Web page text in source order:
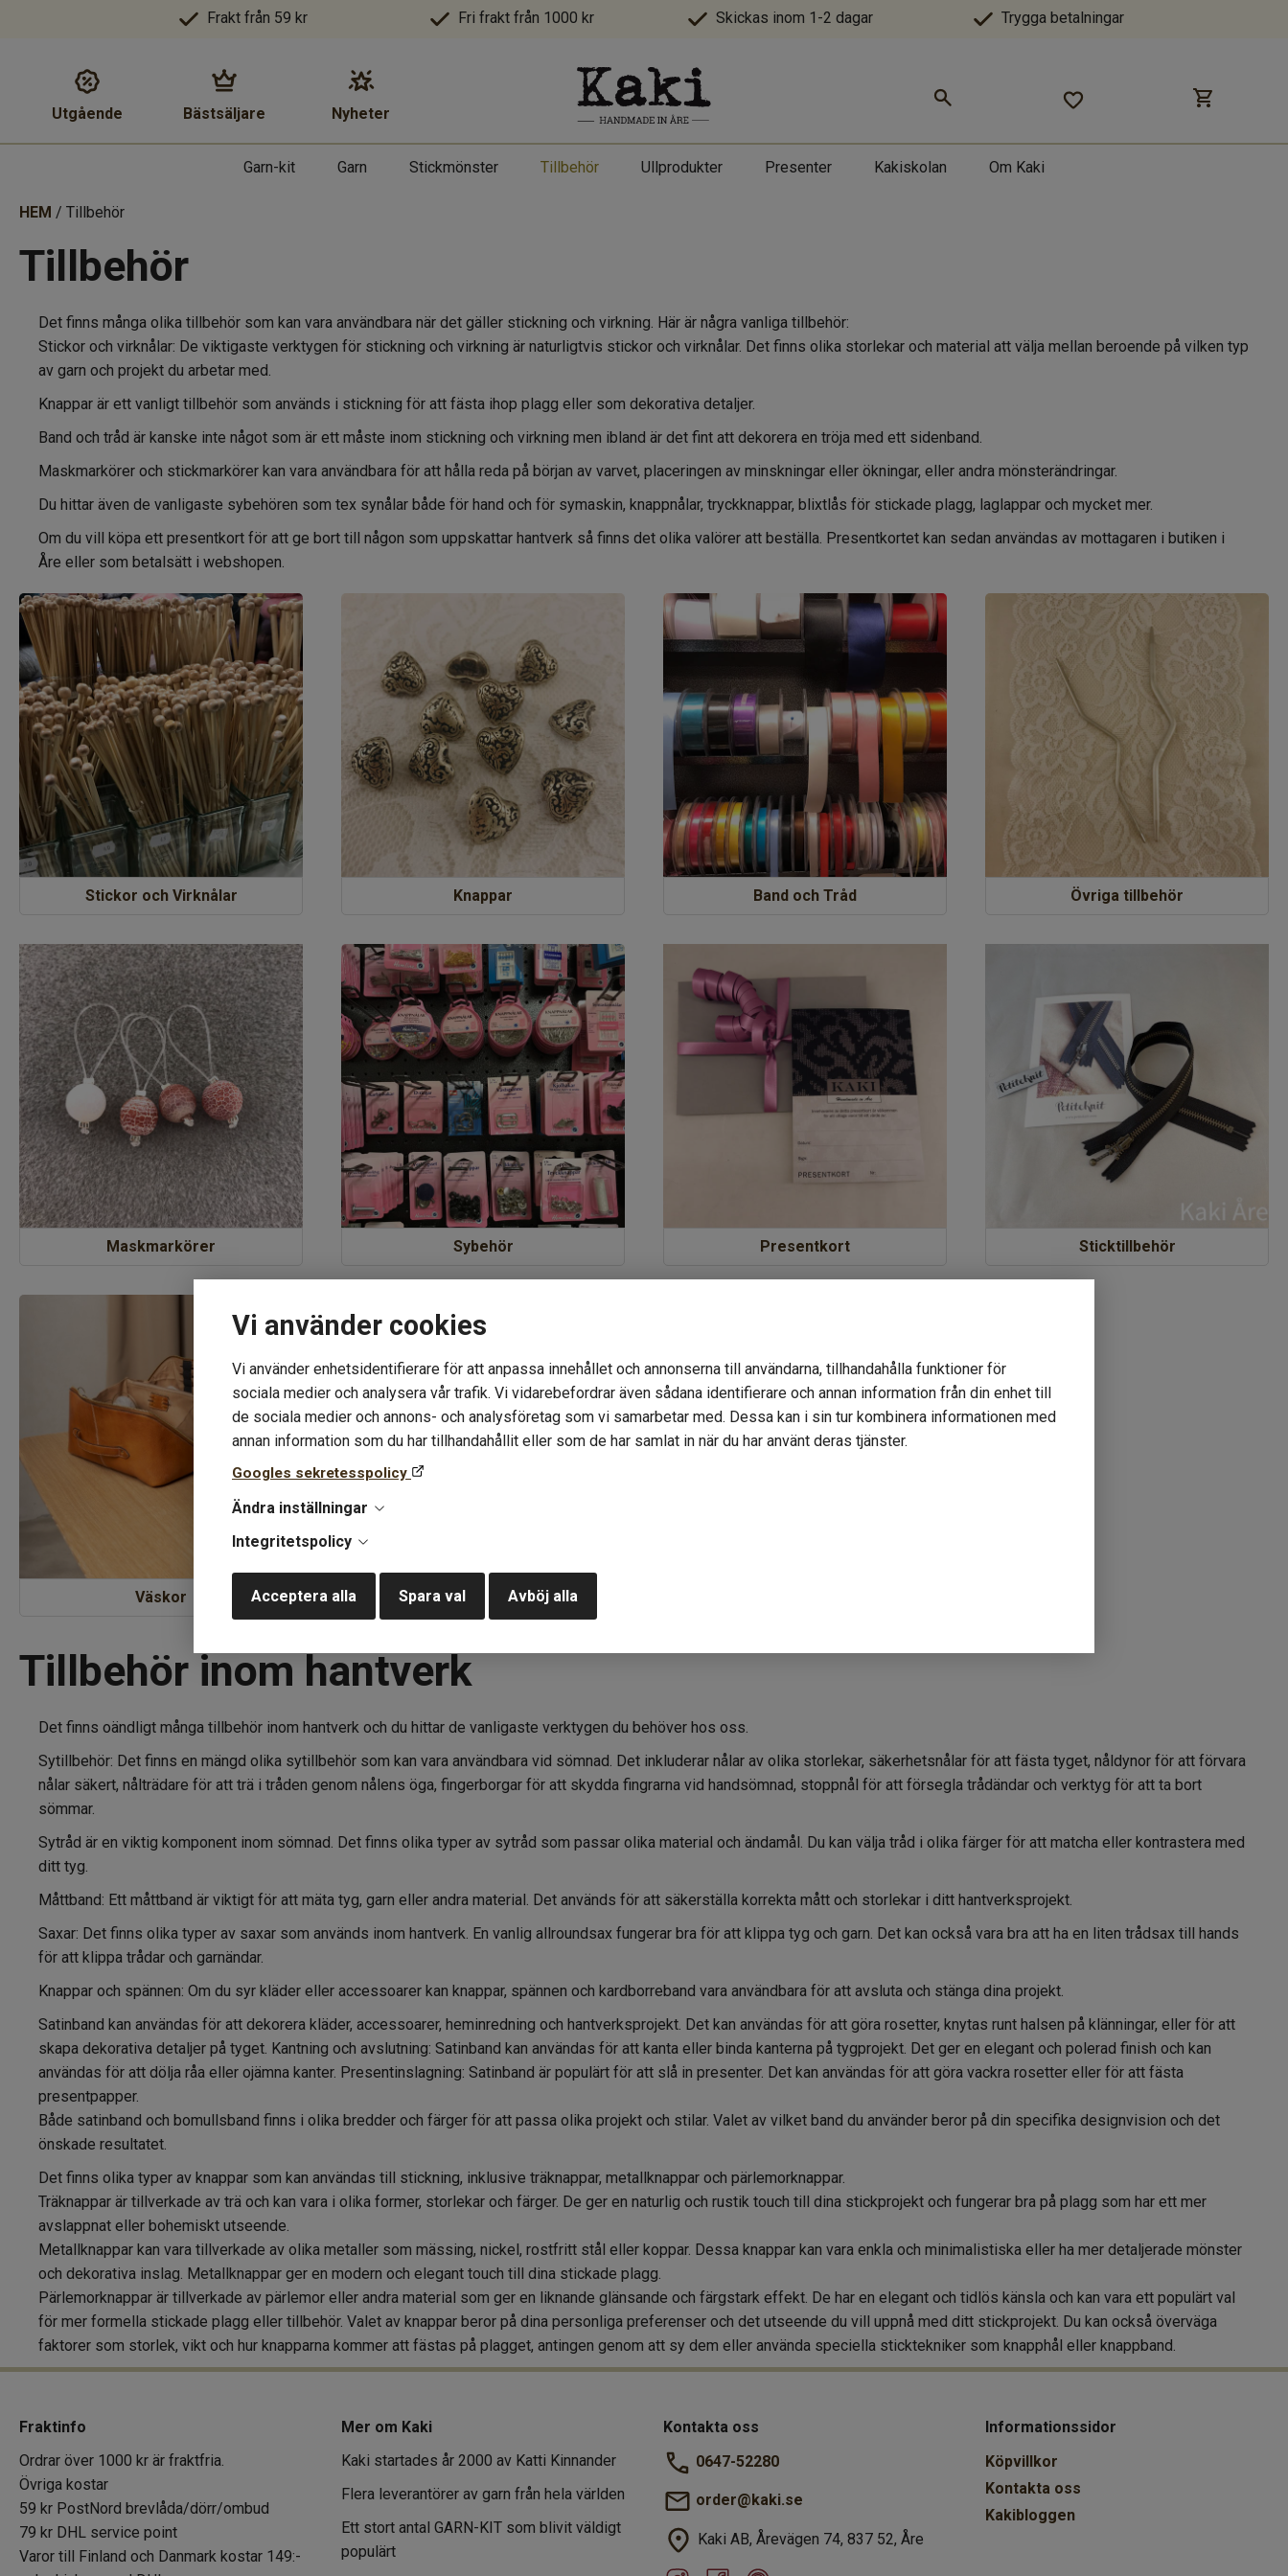
Vi använder cookies
Vi använder enhetsidentifierare för att anpassa innehållet och annonserna till användarna, tillhandahålla funktioner för
sociala medier och analysera vår trafik. Vi vidarebefordrar även sådana identifierare och annan information från din enhet till
de sociala medier och annons- och analysföretag som vi samarbetar med. Dessa kan i sin tur kombinera informationen med
annan information som du har tillhandahållit eller som de har samlat in när du har använt deras tjänster.
Googles sekretesspolicy
Ändra inställningar
Integritetspolicy
Acceptera alla Spara val Avböj alla
Frakt från 59 kr Fri frakt från 1000 kr Skickas inom 1-2 dagar Trygga betalningar
Utgående Bästsäljare Nyheter
Garn-kit Garn Stickmönster Tillbehör Ullprodukter Presenter Kakiskolan Om Kaki
HEM / Tillbehör
Tillbehör
Det finns många olika tillbehör som kan vara användbara när det gäller stickning och virkning. Här är några vanliga tillbehör:
Stickor och virknålar: De viktigaste verktygen för stickning och virkning är naturligtvis stickor och virknålar. Det finns olika storlekar och material att välja mellan beroende på vilken typ
av garn och projekt du arbetar med.
Knappar är ett vanligt tillbehör som används i stickning för att fästa ihop plagg eller som dekorativa detaljer.
Band och tråd är kanske inte något som är ett måste inom stickning och virkning men ibland är det fint att dekorera en tröja med ett sidenband.
Maskmarkörer och stickmarkörer kan vara användbara för att hålla reda på början av varvet, placeringen av minskningar eller ökningar, eller andra mönsterändringar.
Du hittar även de vanligaste sybehören som tex synålar både för hand och för symaskin, knappnålar, tryckknappar, blixtlås för stickade plagg, laglappar och mycket mer.
Om du vill köpa ett presentkort för att ge bort till någon som uppskattar hantverk så finns det olika valörer att beställa. Presentkortet kan sedan användas av mottagaren i butiken i
Åre eller som betalsätt i webshopen.
Stickor och Virknålar Knappar Band och Tråd Övriga tillbehör
Maskmarkörer Sybehör Presentkort Sticktillbehör
Väskor
Tillbehör inom hantverk
Det finns oändligt många tillbehör inom hantverk och du hittar de vanligaste verktygen du behöver hos oss.
Sytillbehör: Det finns en mängd olika sytillbehör som kan vara användbara vid sömnad. Det inkluderar nålar av olika storlekar, säkerhetsnålar för att fästa tyget, nåldynor för att förvara
nålar säkert, nålträdare för att trä i tråden genom nålens öga, fingerborgar för att skydda fingrarna vid handsömnad, stoppnål för att försegla trådändar och verktyg för att ta bort
sömmar.
Sytråd är en viktig komponent inom sömnad. Det finns olika typer av sytråd som passar olika material och ändamål. Du kan välja tråd i olika färger för att matcha eller kontrastera med
ditt tyg.
Måttband: Ett måttband är viktigt för att mäta tyg, garn eller andra material. Det används för att säkerställa korrekta mått och storlekar i ditt hantverksprojekt.
Saxar: Det finns olika typer av saxar som används inom hantverk. En vanlig allroundsax fungerar bra för att klippa tyg och garn. Det kan också vara bra att ha en liten trådsax till hands
för att klippa trådar och garnändar.
Knappar och spännen: Om du syr kläder eller accessoarer kan knappar, spännen och kardborreband vara användbara för att avsluta och stänga dina projekt.
Satinband kan användas för att dekorera kläder, accessoarer, heminredning och hantverksprojekt. Det kan användas för att göra rosetter, knytas runt halsen på klänningar, eller för att
skapa dekorativa detaljer på tyget. Kantning och avslutning: Satinband kan användas för att kanta eller binda kanterna på tygprojekt. Det ger en elegant och polerad finish och kan
användas för att dölja råa eller ojämna kanter. Presentinslagning: Satinband är populärt för att slå in presenter. Det kan användas för att göra vackra rosetter eller för att fästa
presentpapper.
Både satinband och bomullsband finns i olika bredder och färger för att passa olika projekt och stilar. Valet av vilket band du använder beror på din specifika designvision och det
önskade resultatet.
Det finns olika typer av knappar som kan användas till stickning, inklusive träknappar, metallknappar och pärlemorknappar.
Träknappar är tillverkade av trä och kan vara i olika former, storlekar och färger. De ger en naturlig och rustik touch till dina stickprojekt och fungerar bra på plagg som har ett mer
avslappnat eller bohemiskt utseende.
Metallknappar kan vara tillverkade av olika metaller som mässing, nickel, rostfritt stål eller koppar. Dessa knappar kan vara enkla och minimalistiska eller ha mer detaljerade mönster
och dekorativa inslag. Metallknappar ger en modern och elegant touch till dina stickade plagg.
Pärlemorknappar är tillverkade av pärlemor eller andra material som ger en liknande glänsande och färgstark effekt. De har en elegant och tidlös känsla och kan vara ett populärt val
för mer formella stickade plagg eller tillbehör. Valet av knappar beror på dina personliga preferenser och det utseende du vill uppnå med ditt stickprojekt. Du kan också överväga
faktorer som storlek, vikt och hur knapparna kommer att fästas på plagget, antingen genom att sy dem eller använda speciella sticktekniker som knapphål eller knappband.
Fraktinfo
Ordrar över 1000 kr är fraktfria.
Övriga kostar
59 kr PostNord brevlåda/dörr/ombud
79 kr DHL service point
Varor till Finland och Danmark kostar 149:-
Mer om Kaki
Kaki startades år 2000 av Katti Kinnander
Flera leverantörer av garn från hela världen
Ett stort antal GARN-KIT som blivit väldigt
populärt
Kontakta oss
0647-52280
order@kaki.se
Kaki AB, Årevägen 74, 837 52, Åre
Informationssidor
Köpvillkor
Kontakta oss
Kakibloggen